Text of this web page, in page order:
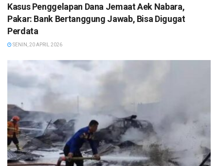
Kasus Penggelapan Dana Jemaat Aek Nabara,
Pakar: Bank Bertanggung Jawab, Bisa Digugat
Perdata
SENIN, 20 APRIL 2026